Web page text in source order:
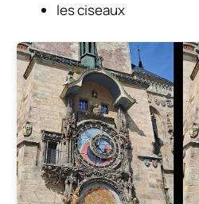
les ciseaux